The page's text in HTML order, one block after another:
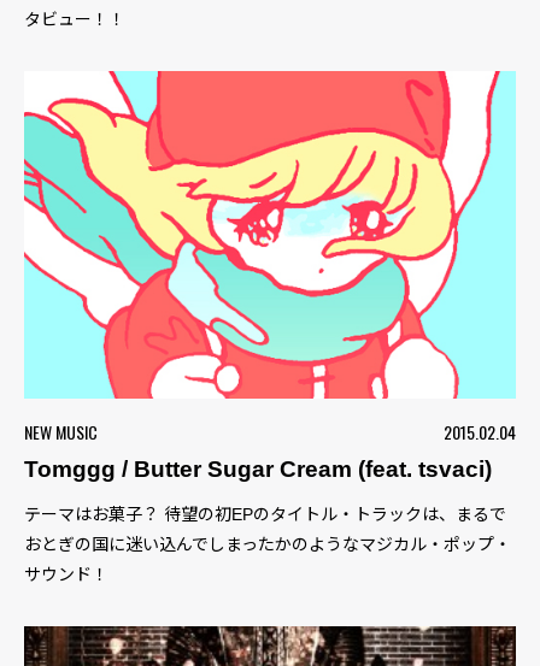
タビュー！！
NEW MUSIC
2015.02.04
Tomggg / Butter Sugar Cream (feat. tsvaci)
テーマはお菓子？ 待望の初EPのタイトル・トラックは、まるで
おとぎの国に迷い込んでしまったかのようなマジカル・ポップ・
サウンド！